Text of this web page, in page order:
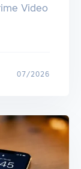
Video
07/2026